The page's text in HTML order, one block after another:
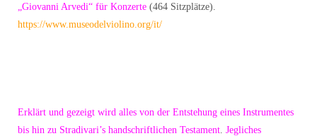
„Giovanni Arvedi“ für Konzerte (464 Sitzplätze).
https://www.museodelviolino.org/it/
Erklärt und gezeigt wird alles von der Entstehung eines Instrumentes
bis hin zu Stradivari’s handschriftlichen Testament Jegliches